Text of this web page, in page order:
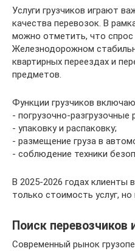
Услуги грузчиков играют
качества перевозок. В
можно отметить, что спрос
Железнодорожном
квартирных переездах и
предметов.
Функции грузчиков
- погрузочно-разгрузочные
- упаковку и распаковку;
- размещение груза в
- соблюдение техники
В 2025-2026 годах клиенты
только стоимость услуг,
Поиск
Современный рынок